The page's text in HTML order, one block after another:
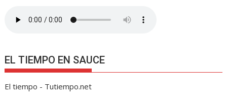
o
o
st
p g
Li
n
EL TIEMPO EN SAUCE
El tiempo - Tutiempo.net